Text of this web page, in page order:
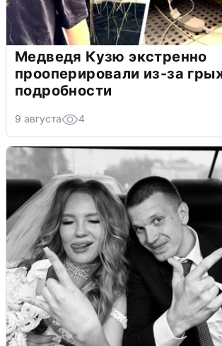
Медведя Кузю экстренно
прооперировали из-за
подробности
9 августа 4